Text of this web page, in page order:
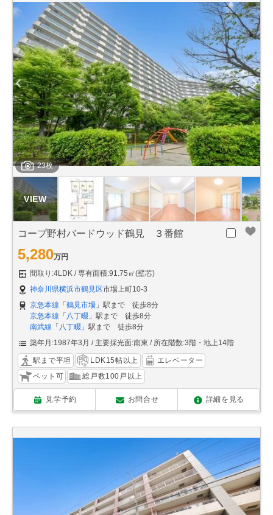
23枚
コープ野村バードウッド鶴見 ３番館
5,280万円
間取り:4LDK
専有面積:91.75㎡(壁芯)
神奈川県横浜市鶴見区市場上町10-3
京急本線 「 鶴見市場 」駅まで 徒歩8分
京急本線 「 八丁畷 」駅まで 徒歩8分
南武線 「 八丁畷 」駅まで 徒歩8分
築年月:1987年3月
主要採光面:南東 所在階数:3階・地上14階
駅まで平坦 LDK15帖以上
エレベーター
ペット可
総戸数100戸以上
見学予約 お問合せ 詳細を見る